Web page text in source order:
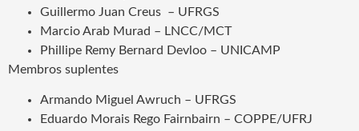
Guillermo Juan Creus – UFRGS
Marcio Arab Murad – LNCC/MCT
Phillipe Remy Bernard Devloo – UNICAMP
Membros suplentes
Armando Miguel Awruch – UFRGS
Eduardo Morais Rego Fairnbairn – COPPE/UFRJ